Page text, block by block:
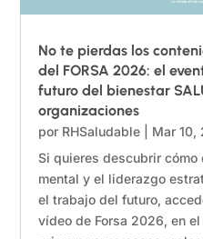
No te pierdas los
del FORSA 2026: el
futuro del bienestar
organizaciones
por RHSaludable
Mar 10,
Si quieres descubrir cómo
mental y el liderazgo
el trabajo del futuro,
vídeo de Forsa 2026, en